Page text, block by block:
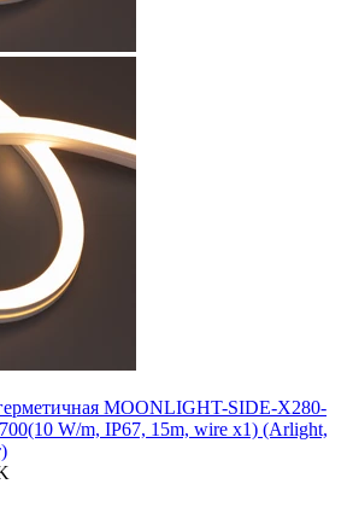
MOONLIGHT-SIDE-X280-
W/m, IP67, 15m, wire x1) (Arlight,